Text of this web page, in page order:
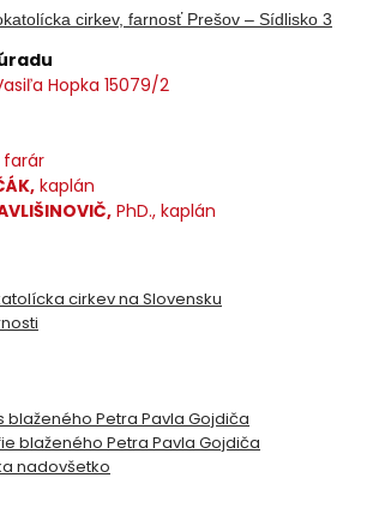
Hopka 15079/2
farár
kaplán
PhD., kaplán
cirkev na Slovensku
blaženého Petra Pavla Gojdiča
blaženého Petra Pavla Gojdiča
nadovšetko